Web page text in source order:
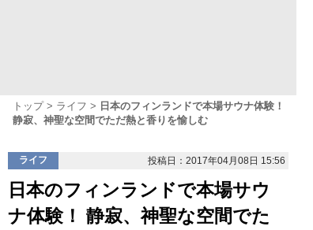
トップ ライフ
日本のフィンランドで本場サウナ体験！
静寂、神聖な空間でただ熱と香りを愉しむ
ライフ 投稿日：2017年04月08日 15:56
日本のフィンランドで本場サウ
ナ体験！ 静寂、神聖な空間でた